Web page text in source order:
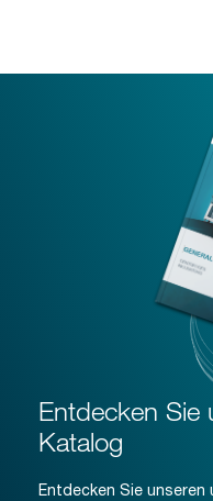
Entdecken Sie
Katalog
Entdecken Sie